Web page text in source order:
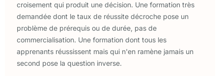
croisement qui produit une décision. Une formation très
demandée dont le taux de réussite décroche pose un
problème de prérequis ou de durée, pas de
commercialisation. Une formation dont tous les
apprenants réussissent mais qui n'en ramène jamais un
second pose la question inverse.